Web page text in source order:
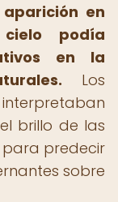
en
podía
en la
Los
brillo de las
para predecir
sobre